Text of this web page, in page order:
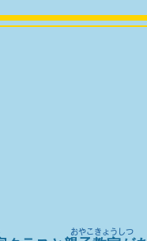
​おやこきょうしつ